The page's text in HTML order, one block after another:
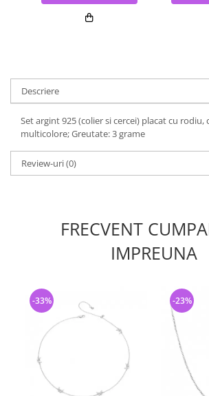
Descriere
Set argint 925 (colier si cercei) placat cu rodiu,
multicolore; Greutate: 3 grame
Review-uri(0)
FRECVENT
IMPREUNA
-33% -23%